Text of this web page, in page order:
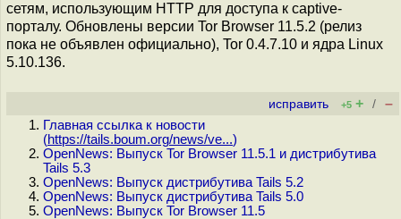
сетям, использующим HTTP для доступа к captive-
порталу. Обновлены версии Tor Browser 11.5.2 (релиз
пока не объявлен официально), Tor 0.4.7.10 и ядра Linux
5.10.136.
исправить +5 + / –
Главная ссылка к новости
(https://tails.boum.org/news/ve...)
OpenNews: Выпуск Tor Browser 11.5.1 и дистрибутива
Tails 5.3
OpenNews: Выпуск дистрибутива Tails 5.2
OpenNews: Выпуск дистрибутива Tails 5.0
OpenNews: Выпуск Tor Browser 11.5